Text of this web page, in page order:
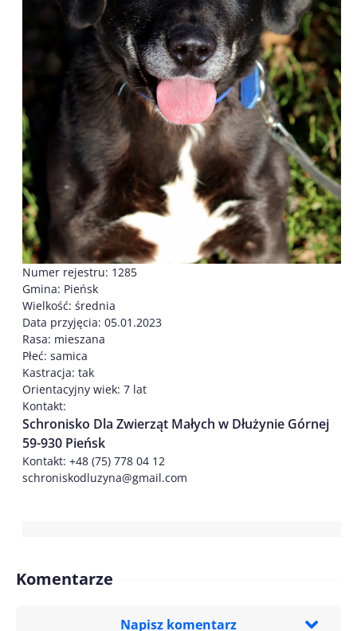
Numer rejestru: 1285
Gmina: Pieńsk
Wielkość: średnia
Data przyjęcia: 05.01.2023
Rasa: mieszana
Płeć: samica
Kastracja: tak
Orientacyjny wiek: 7 lat
Kontakt:
Schronisko Dla Zwierząt Małych w Dłużynie Górnej
59-930 Pieńsk
Kontakt: +48 (75) 778 04 12
schroniskodluzyna@gmail.com
Komentarze
Napisz komentarz